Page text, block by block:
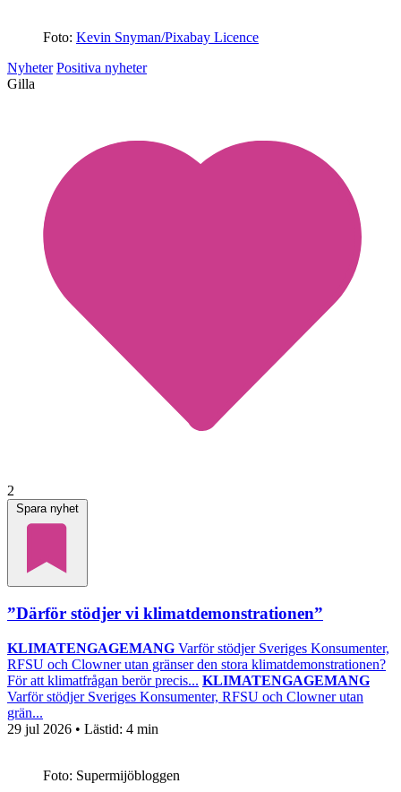
Foto: Kevin Snyman/Pixabay Licence
Nyheter Positiva nyheter
Gilla
2
Spara nyhet
”Därför stödjer vi klimatdemonstrationen”
KLIMATENGAGEMANG Varför stödjer Sveriges Konsumenter,
RFSU och Clowner utan gränser den stora klimatdemonstrationen?
För att klimatfrågan berör precis... KLIMATENGAGEMANG
Varför stödjer Sveriges Konsumenter, RFSU och Clowner utan
grän...
29 jul 2026 • Lästid: 4 min
Foto: Supermijöbloggen